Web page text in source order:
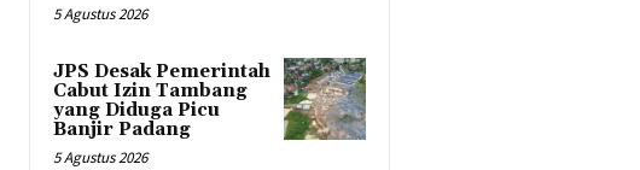
5 Agustus 2026
JPS Desak Pemerintah
Cabut Izin Tambang
yang Diduga Picu
Banjir Padang
5 Agustus 2026